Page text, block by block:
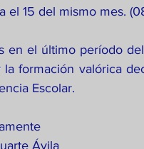
el 15 del mismo mes.
en el último período
formación valórica
Escolar.
Ávila